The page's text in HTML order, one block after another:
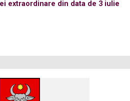
extraordinare din data de 3 iulie